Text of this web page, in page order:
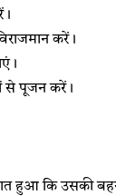
करें।
से पूजन करें।
हुआ कि उसकी